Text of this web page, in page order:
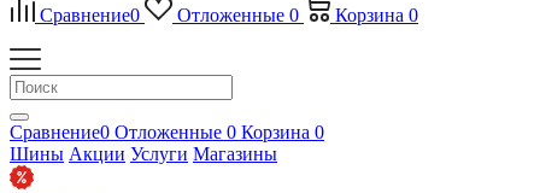
Сравнение0 Отложенные 0 Корзина 0
Сравнение0 Отложенные 0 Корзина 0
Шины Акции Услуги Магазины